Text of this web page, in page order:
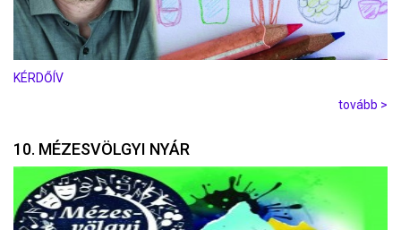
KÉRDŐÍV
tovább >
10. MÉZESVÖLGYI NYÁR